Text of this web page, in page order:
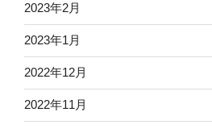
2023年2月
2023年1月
2022年12月
2022年11月